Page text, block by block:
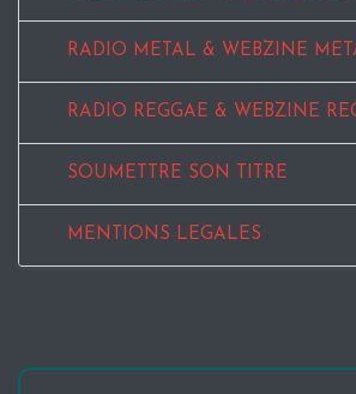
RADIO METAL & WEBZINE
RADIO REGGAE & WEBZINE
SOUMETTRE SON TITRE
MENTIONS LEGALES